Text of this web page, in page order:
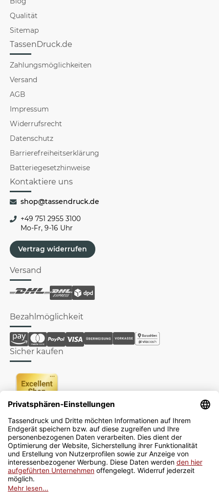
Qualität
Sitemap
TassenDruck.de
Zahlungsmöglichkeiten
Versand
AGB
Impressum
Widerrufsrecht
Datenschutz
Barrierefreiheitserklärung
Batteriegesetzhinweise
Kontaktiere uns
shop@tassendruck.de
+49 751 2955 3100
Mo-Fr, 9-16 Uhr
Vertrag widerrufen
Versand
Bezahlmöglichkeit
Sicher kaufen
Newsletter